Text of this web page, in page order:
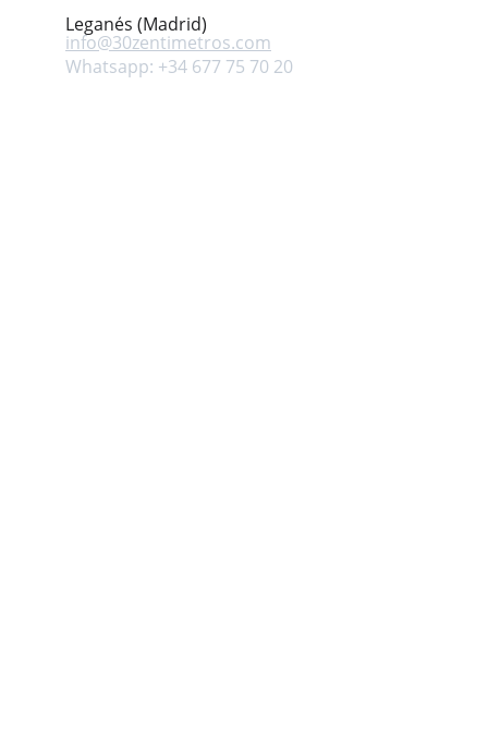
Leganés (Madrid)
info@30zentimetros.com
Whatsapp: +34 677 75 70 20